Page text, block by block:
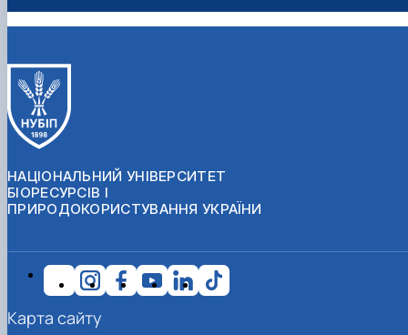
НАЦІОНАЛЬНИЙ УНІВЕРСИТЕТ
БІОРЕСУРСІВ І
ПРИРОДОКОРИСТУВАННЯ УКРАЇНИ
Карта сайту